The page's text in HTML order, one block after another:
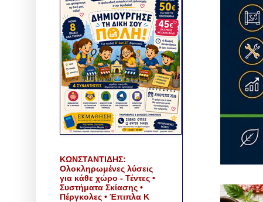
ΚΩΝΣΤΑΝΤΙΔΗΣ:
Ολοκληρωμένες λύσεις
για κάθε χώρο - Τέντες •
Συστήματα Σκίασης •
Πέργκολες • Έπιπλα Κ